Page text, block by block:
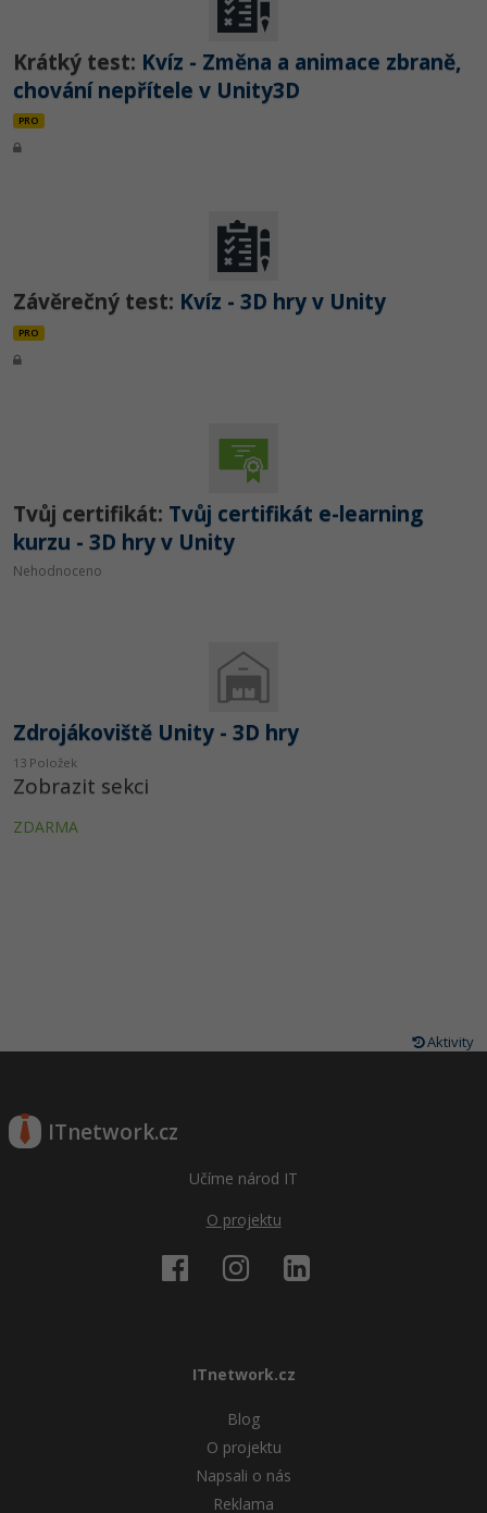
Krátký test: Kvíz - Změna a animace zbraně,
chování nepřítele v Unity3D
PRO
Závěrečný test: Kvíz - 3D hry v Unity
PRO
Tvůj certifikát: Tvůj certifikát e-learning
kurzu - 3D hry v Unity
Nehodnoceno
Zdrojákoviště Unity - 3D hry
13 Položek
Zobrazit sekci
ZDARMA
Aktivity
ITnetwork.cz
Učíme národ IT
O projektu
ITnetwork.cz
Blog
O projektu
Napsali o nás
Reklama